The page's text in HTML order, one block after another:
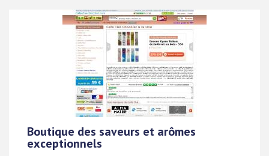
Boutique des saveurs et arômes
exceptionnels